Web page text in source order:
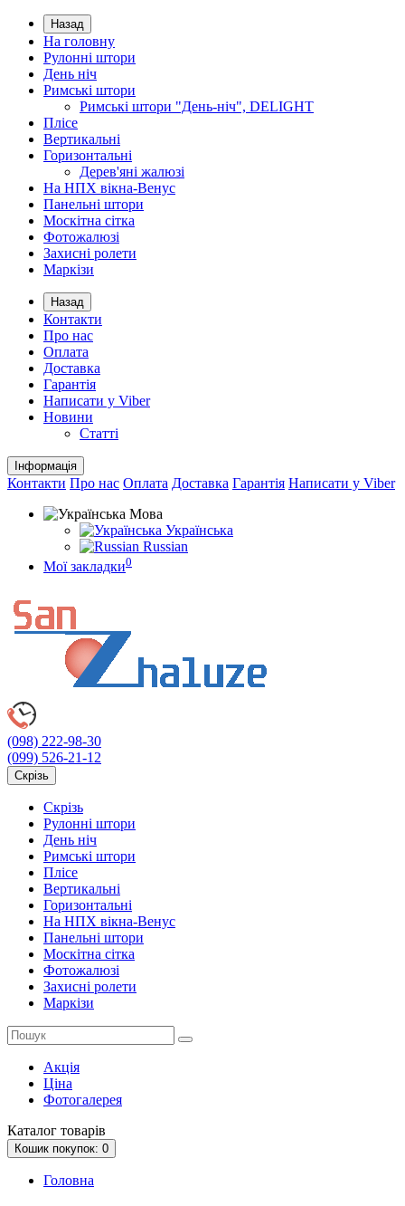
Назад
На головну
Рулонні штори
День ніч
Римські штори
Римські штори "День-ніч", DELIGHT
Плісе
Вертикальні
Горизонтальні
Дерев'яні жалюзі
На НПХ вікна-Венус
Панельні штори
Москітна сітка
Фотожалюзі
Захисні ролети
Маркізи
Назад
Контакти
Про нас
Оплата
Доставка
Гарантія
Написати у Viber
Новини
Статті
Інформація
Контакти Про нас Оплата Доставка Гарантія Написати у Viber
Мова
Українська
Russian
Мої закладки0
(098) 222-98-30
(099) 526-21-12
Скрізь
Скрізь
Рулонні штори
День ніч
Римські штори
Плісе
Вертикальні
Горизонтальні
На НПХ вікна-Венус
Панельні штори
Москітна сітка
Фотожалюзі
Захисні ролети
Маркізи
Акція
Ціна
Фотогалерея
Каталог товарів
Кошик покупок: 0
Головна